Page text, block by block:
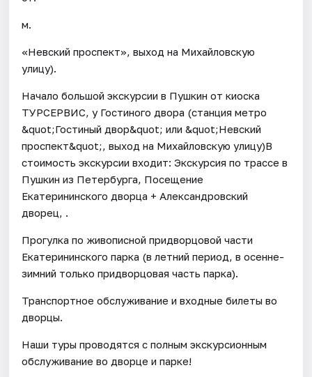
м.
«Невский проспект», выход на Михайловскую
улицу).
Начало большой экскурсии в Пушкин от киоска
ТУРСЕРВИС, у Гостиного двора (станция метро
&quot;Гостиный двор&quot; или &quot;Невский
проспект&quot;, выход на Михайловскую улицу)В
стоимость экскурсии входит: Экскурсия по трассе в
Пушкин из Петербурга, Посещение
Екатерининского дворца + Александровский
дворец, .
Прогулка по живописной придворцовой части
Екатерининского парка (в летний период, в осенне-
зимний только придворцовая часть парка).
Транспортное обслуживание и входные билеты во
дворцы.
Наши туры проводятся с полным экскурсионным
обслуживание во дворце и парке!